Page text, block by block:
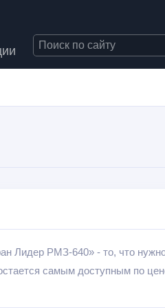
Лидер РМЗ-640» - то, что
самым доступным по